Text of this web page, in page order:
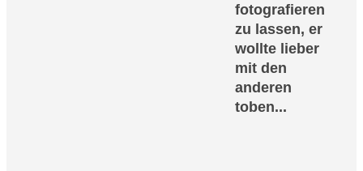
fotografieren
zu lassen, er
wollte lieber
mit den
anderen
toben...